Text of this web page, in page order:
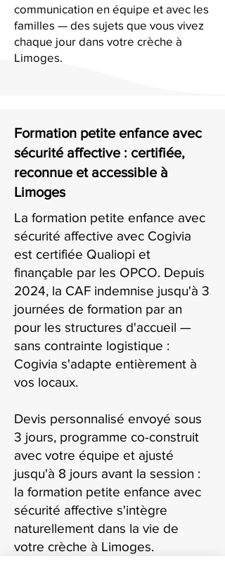
communication en équipe et avec les
familles — des sujets que vous vivez
chaque jour dans votre crèche à
Limoges.
Formation petite enfance avec
sécurité affective : certifiée,
reconnue et accessible à
Limoges
La formation petite enfance avec
sécurité affective avec Cogivia
est certifiée Qualiopi et
finançable par les OPCO. Depuis
2024, la CAF indemnise jusqu'à 3
journées de formation par an
pour les structures d'accueil —
sans contrainte logistique :
Cogivia s'adapte entièrement à
vos locaux.
Devis personnalisé envoyé sous
3 jours, programme co-construit
avec votre équipe et ajusté
jusqu'à 8 jours avant la session :
la formation petite enfance avec
sécurité affective s'intègre
naturellement dans la vie de
votre crèche à Limoges.